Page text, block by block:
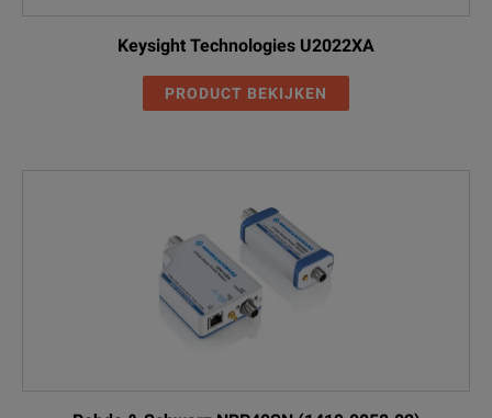
Keysight Technologies U2022XA
PRODUCT BEKIJKEN